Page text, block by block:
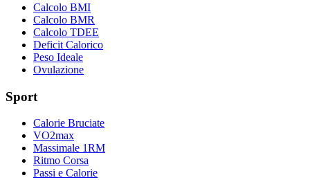
Calcolo BMI
Calcolo BMR
Calcolo TDEE
Deficit Calorico
Peso Ideale
Ovulazione
Sport
Calorie Bruciate
VO2max
Massimale 1RM
Ritmo Corsa
Passi e Calorie